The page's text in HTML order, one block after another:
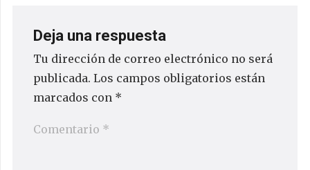
Deja una respuesta
Tu dirección de correo electrónico no será
publicada. Los campos obligatorios están
marcados con *